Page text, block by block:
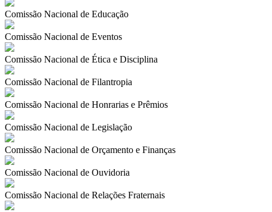
Comissão Nacional de Educação
Comissão Nacional de Eventos
Comissão Nacional de Ética e Disciplina
Comissão Nacional de Filantropia
Comissão Nacional de Honrarias e Prêmios
Comissão Nacional de Legislação
Comissão Nacional de Orçamento e Finanças
Comissão Nacional de Ouvidoria
Comissão Nacional de Relações Fraternais